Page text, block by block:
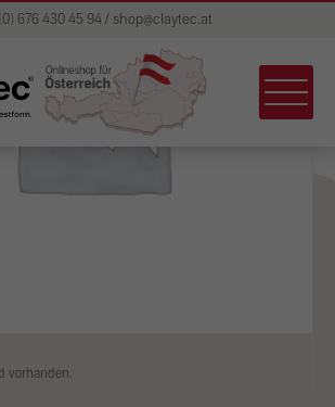
676 430 45 94 / shop@claytec.at
vorhanden.